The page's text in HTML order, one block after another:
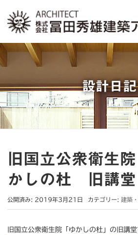
設計日記
旧国立公衆衛生
かしの杜 旧講堂
公開済み: 2019年3月21日 カテゴリー: 建築
旧国立公衆衛生院「ゆかしの杜」の旧講堂